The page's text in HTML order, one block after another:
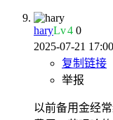
haryLv4 0
2025-07-21 17:00
复制链接
举报
以前备用金经